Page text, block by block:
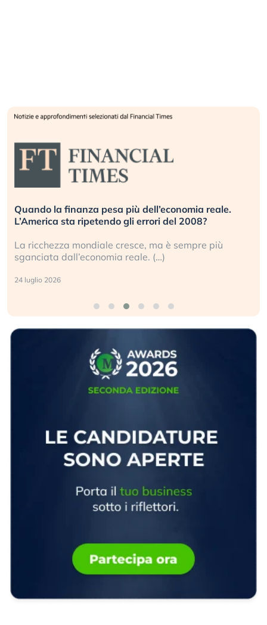
Quando la finanza pesa più dell’economia reale.
L’America sta ripetendo gli errori del 2008?
La ricchezza mondiale cresce, ma è sempre più
sganciata dall’economia reale. (…)
24 luglio 2026